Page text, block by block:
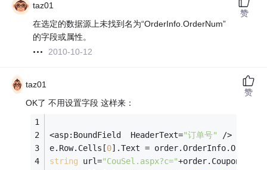
taz01
在选定的数据源上未找到名为“OrderInfo.OrderNum”
的字段或属性。
2010-10-12
赞
taz01
OK了 不用设置字段 这样来：
<asp:BoundField  HeaderText="订单号"
/>
e.Row.Cells[0].Text =
string url="CouSel.aspx?c="
赞